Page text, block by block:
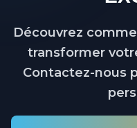
Découvrez
transformer
Contactez-nous